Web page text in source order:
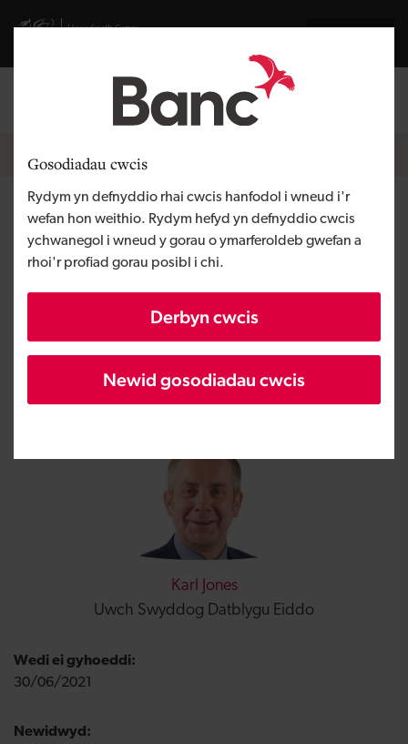
Gosodiadau cwcis
Rydym yn defnyddio rhai cwcis hanfodol i wneud i'r
wefan hon weithio. Rydym hefyd yn defnyddio cwcis
ychwanegol i wneud y gorau o ymarferoldeb gwefan a
rhoi'r profiad gorau posibl i chi.
Derbyn cwcis
Newid gosodiadau cwcis
Visit gov.wales website
Mewngofnodi
Breadcrumb
Newyddion
Lewis Homes i ddechrau
gweithio yn Woodlands Green
gyda buddsoddiad o £3.2
miliwn gan Fanc Datblygu
Cymru
Karl Jones
Uwch Swyddog Datblygu Eiddo
Wedi ei gyhoeddi:
30/06/2021
Newidwyd: